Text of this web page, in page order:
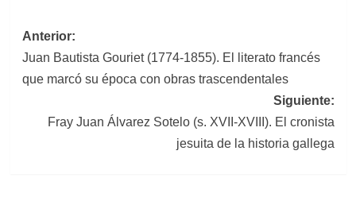
Navegación
de
entradas
Anterior:
Juan Bautista Gouriet (1774-1855). El literato francés
que marcó su época con obras trascendentales
Siguiente:
Fray Juan Álvarez Sotelo (s. XVII-XVIII). El cronista
jesuita de la historia gallega